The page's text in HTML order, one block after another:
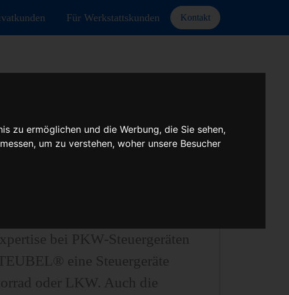
zu ermöglichen und die Werbung, die Sie sehen,
um zu verstehen, woher unsere Besucher
Für Werkstattskunden Kontakt
Steuergeräten aller Art,
bei PKW-Steuergeräten
eine Steuergeräte
oder LKW. Auch die